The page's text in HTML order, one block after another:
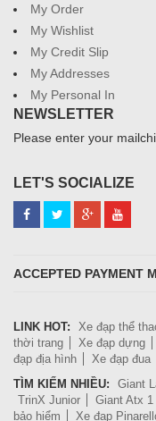
My Order
My Wishlist
My Credit Slip
My Addresses
My Personal In
NEWSLETTER
Please enter your
LET'S SOCIALIZE
ACCEPTED PAYMENT
LINK HOT: Xe đạp thể
thời trang
Xe đạp dựng
đạp địa hình
Xe đạp đua
TÌM KIẾM NHIỀU:
Giant
TrinX Junior
Giant Atx 1
bảo hiểm
Xe đạp